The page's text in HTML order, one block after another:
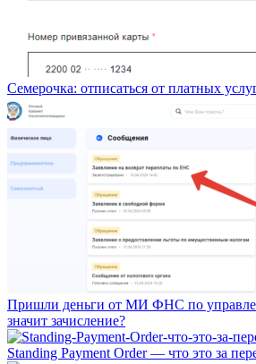
Семерочка: отписаться от платных
Пришли деньги от МИ ФНС по
значит зачисление?
Standing Payment Order — что это за